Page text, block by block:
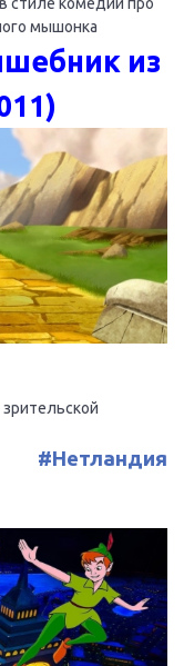
мышонка
из
#Нетландия